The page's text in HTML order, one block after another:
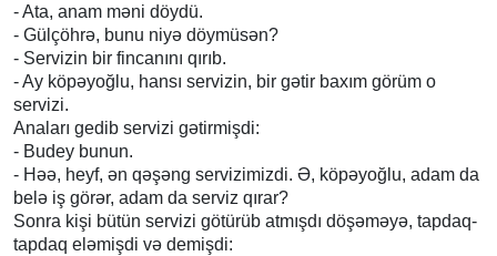
- Ata, anam məni döydü.
- Gülçöhrə, bunu niyə döymüsən?
- Servizin bir fincanını qırıb.
- Ay köpəyoğlu, hansı servizin, bir gətir baxım görüm o
servizi.
Anaları gedib servizi gətirmişdi:
- Budey bunun.
- Həə, heyf, ən qəşəng servizimizdi. Ə, köpəyoğlu, adam da
belə iş görər, adam da serviz qırar?
Sonra kişi bütün servizi götürüb atmışdı döşəməyə, tapdaq-
tapdaq eləmişdi və demişdi: